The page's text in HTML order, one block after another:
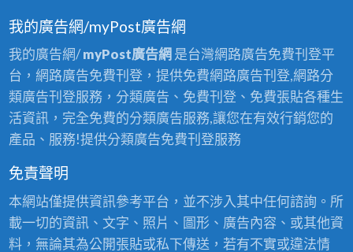
我的廣告網/myPost廣告網
我的廣告網/myPost廣告網 是台灣網路廣告免費刊登平
台，網路廣告免費刊登，提供免費網路廣告刊登,網路分
類廣告刊登服務，分類廣告、免費刊登、免費張貼各種生
活資訊，完全免費的分類廣告服務,讓您在有效行銷您的
產品、服務!提供分類廣告免費刊登服務
免責聲明
本網站僅提供資訊參考平台，並不涉入其中任何諮詢。所
載一切的資訊、文字、照片、圖形、廣告內容、或其他資
料，無論其為公開張貼或私下傳送，若有不實或違法情